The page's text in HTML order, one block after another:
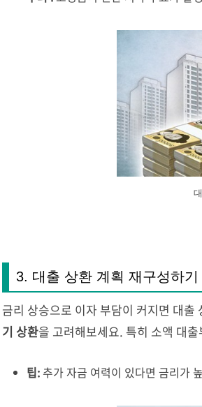
3. 대출 상환 계획 재구성하기
금리 상승으로 이자 부담이 커지면 대
기 상환을 고려해보세요. 특히 소액 대
팁: 추가 자금 여력이 있다면 금리가